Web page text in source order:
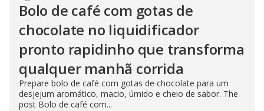
Bolo de café com gotas de
chocolate no liquidificador
pronto rapidinho que transforma
qualquer manhã corrida
Prepare bolo de café com gotas de chocolate para um
desjejum aromático, macio, úmido e cheio de sabor. The
post Bolo de café com...